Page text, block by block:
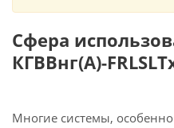
Сфера
КГВВнг(А)-
Многие системы,